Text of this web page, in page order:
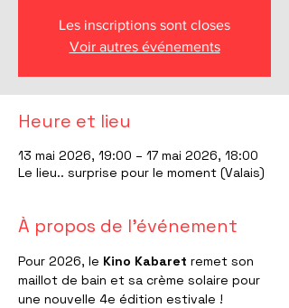
Les inscriptions sont closes
Voir autres événements
Heure et lieu
13 mai 2026, 19:00 – 17 mai 2026, 18:00
Le lieu.. surprise pour le moment (Valais)
À propos de l'événement
Pour 2026, le Kino Kabaret remet son
maillot de bain et sa crème solaire pour
une nouvelle 4e édition estivale !